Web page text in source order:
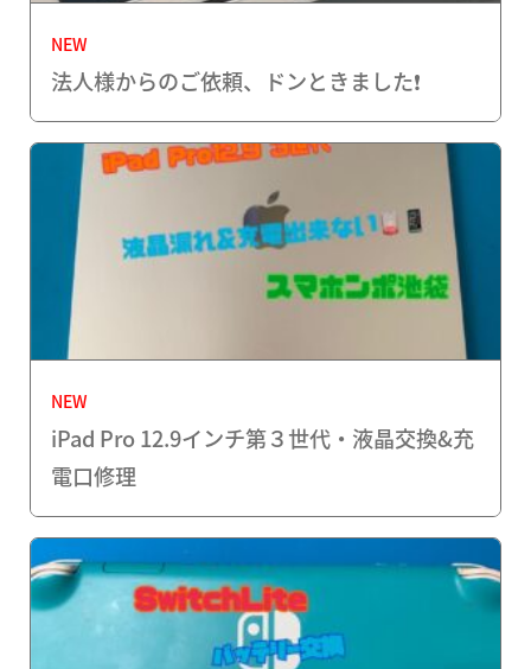
NEW
法人様からのご依頼、ドンときました❗️
NEW
iPad Pro 12.9インチ第３世代・液晶交換&充
電口修理